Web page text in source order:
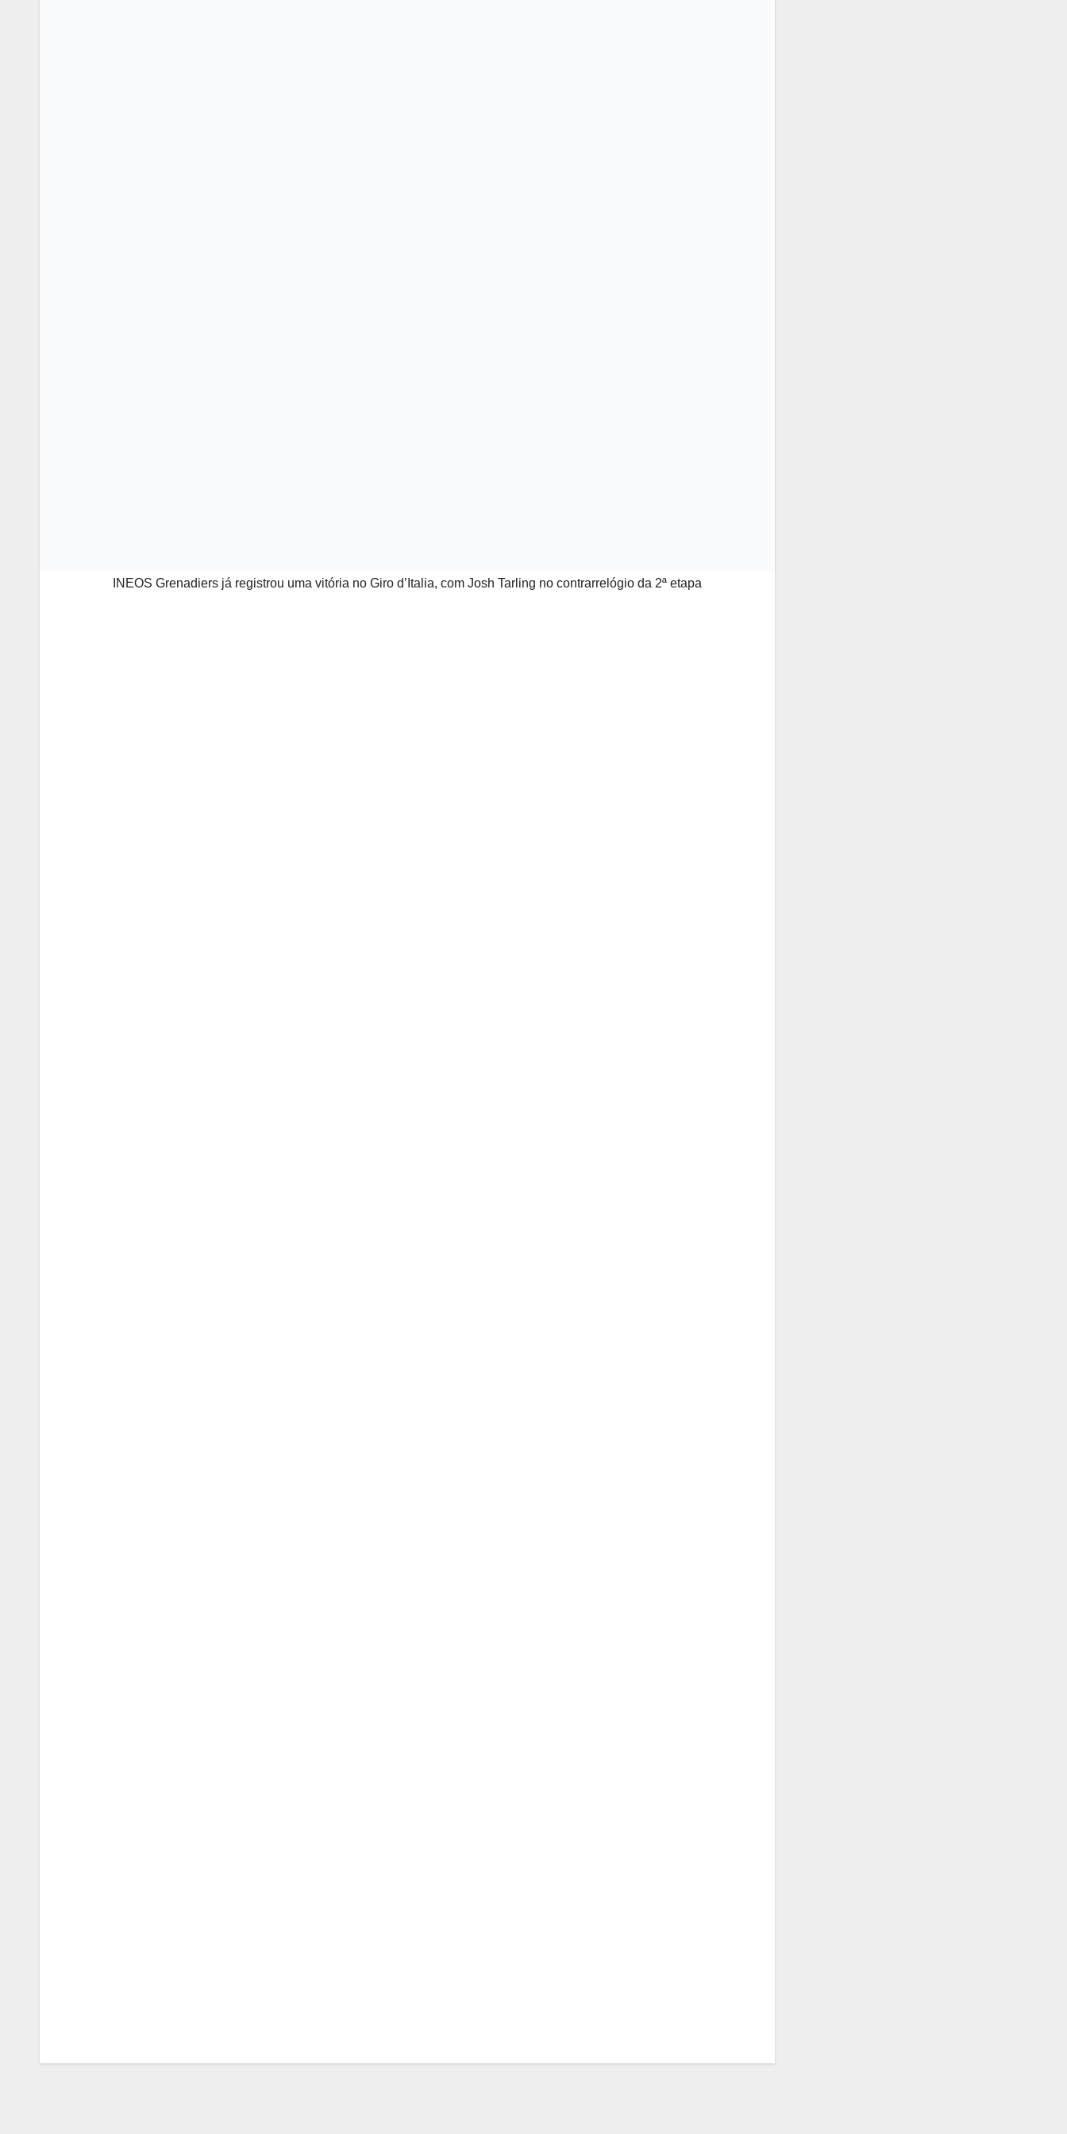
INEOS Grenadiers já registrou uma vitória no Giro d’Italia, com Josh Tarling no contrarrelógio da 2ª etapa